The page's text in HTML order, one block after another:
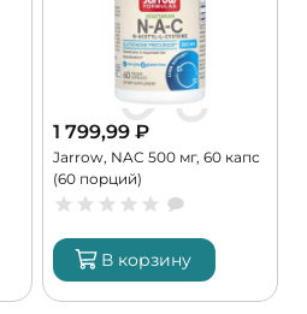
1 799,99 ₽
Jarrow, NAC 500 мг, 60 капс
(60 порций)
В корзину